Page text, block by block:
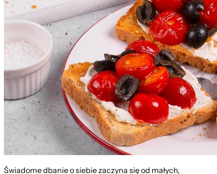
Świadome dbanie o siebie zaczyna się od małych,